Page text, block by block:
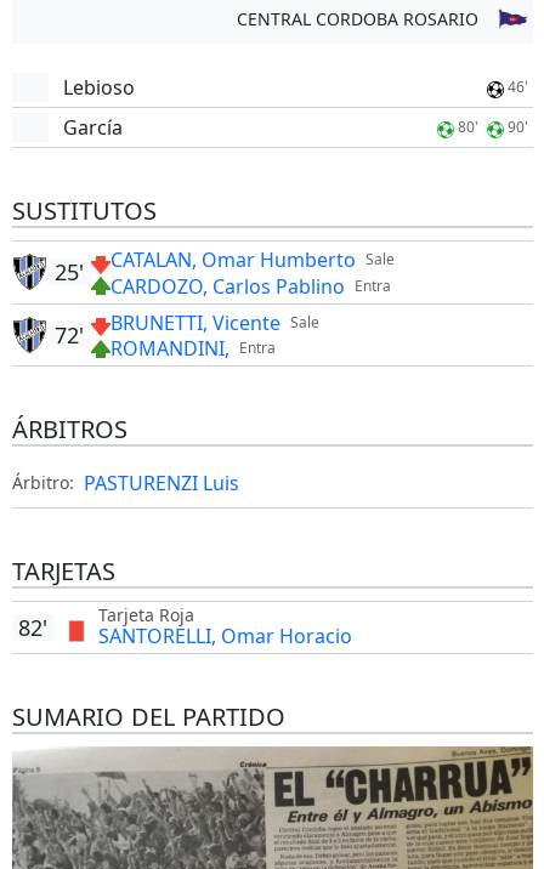
CENTRAL CORDOBA ROSARIO
Lebioso 46'
García 80' 90'
SUSTITUTOS
Sale
CATALAN, Omar Humberto
Entra
CARDOZO, Carlos Pablino
25'
Sale
BRUNETTI, Vicente
Entra
ROMANDINI,
72'
ÁRBITROS
Árbitro: PASTURENZI Luis
TARJETAS
Tarjeta Roja
SANTORELLI, Omar Horacio
82'
SUMARIO DEL PARTIDO